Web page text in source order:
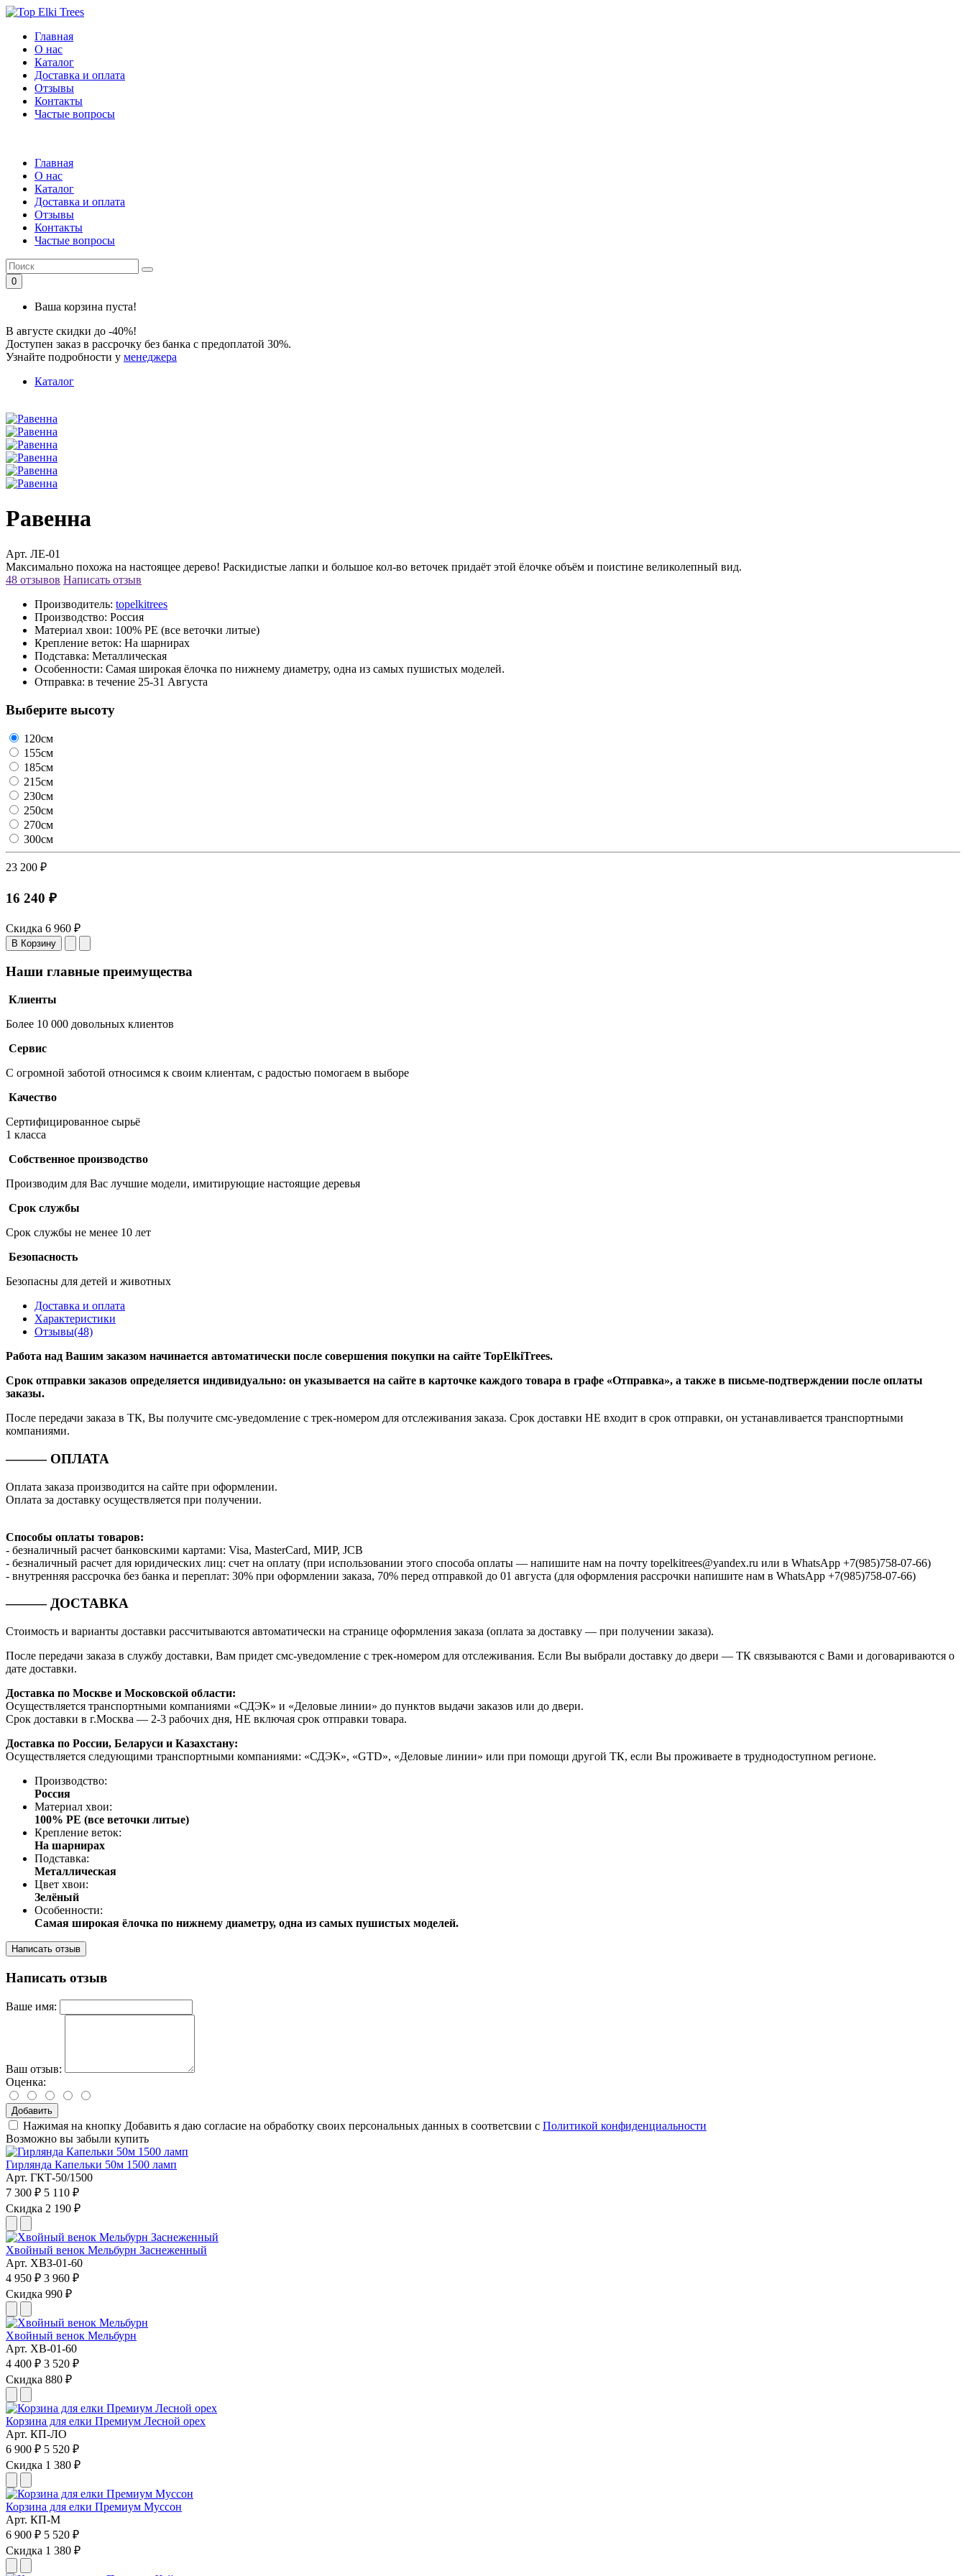
Главная
О нас
Каталог
Доставка и оплата
Отзывы
Контакты
Частые вопросы
Главная
О нас
Каталог
Доставка и оплата
Отзывы
Контакты
Частые вопросы
0
Ваша корзина пуста!
В августе скидки до -40%!
Доступен заказ в рассрочку без банка с предоплатой 30%.
Узнайте подробности у менеджера
Каталог
Равенна
Арт. ЛЕ-01
Максимально похожа на настоящее дерево! Раскидистые лапки и большое кол-во веточек придаёт этой ёлочке объём и поистине великолепный вид.
48 отзывов Написать отзыв
Производитель: topelkitrees
Производство: Россия
Материал хвои: 100% PE (все веточки литые)
Крепление веток: На шарнирах
Подставка: Металлическая
Особенности: Самая широкая ёлочка по нижнему диаметру, одна из самых пушистых моделей.
Отправка: в течение 25-31 Августа
Выберите высоту
120см
155см
185см
215см
230см
250см
270см
300см
23 200 ₽
16 240 ₽
Скидка 6 960 ₽
В Корзину
Наши главные преимущества
Клиенты
Более 10 000 довольных клиентов
Сервис
С огромной заботой относимся к своим клиентам, с радостью помогаем в выборе
Качество
Сертифицированное сырьё
1 класса
Собственное производство
Производим для Вас лучшие модели, имитирующие настоящие деревья
Срок службы
Срок службы не менее 10 лет
Безопасность
Безопасны для детей и животных
Доставка и оплата
Характеристики
Отзывы(48)
Работа над Вашим заказом начинается автоматически после совершения покупки на сайте TopElkiTrees.
Срок отправки заказов определяется индивидуально: он указывается на сайте в карточке каждого товара в графе «Отправка», а также в письме-подтверждении после оплаты
заказы.
После передачи заказа в ТК, Вы получите смс-уведомление c трек-номером для отслеживания заказа. Срок доставки НЕ входит в срок отправки, он устанавливается транспортными
компаниями.
———ОПЛАТА
Оплата заказа производится на сайте при оформлении.
Оплата за доставку осуществляется при получении.
Способы оплаты товаров:
- безналичный расчет банковскими картами: Visa, MasterCard, МИР, JCB
- безналичный расчет для юридических лиц: счет на оплату (при использовании этого способа оплаты — напишите нам на почту topelkitrees@yandex.ru или в WhatsApp +7(985)758-07-66)
- внутренняя рассрочка без банка и переплат: 30% при оформлении заказа, 70% перед отправкой до 01 августа (для оформления рассрочки напишите нам в WhatsApp +7(985)758-07-66)
———ДОСТАВКА
Стоимость и варианты доставки рассчитываются автоматически на странице оформления заказа (оплата за доставку — при получении заказа).
После передачи заказа в службу доставки, Вам придет смс-уведомление с трек-номером для отслеживания. Если Вы выбрали доставку до двери — ТК связываются с Вами и договариваются о
дате доставки.
Доставка по Москве и Московской области:
Осуществляется транспортными компаниями «СДЭК» и «Деловые линии» до пунктов выдачи заказов или до двери.
Срок доставки в г.Москва — 2-3 рабочих дня, НЕ включая срок отправки товара.
Доставка по России, Беларуси и Казахстану:
Осуществляется следующими транспортными компаниями: «СДЭК», «GTD», «Деловые линии» или при помощи другой ТК, если Вы проживаете в труднодоступном регионе.
Производство:
Россия
Материал хвои:
100% PE (все веточки литые)
Крепление веток:
На шарнирах
Подставка:
Металлическая
Цвет хвои:
Зелёный
Особенности:
Самая широкая ёлочка по нижнему диаметру, одна из самых пушистых моделей.
Написать отзыв
Написать отзыв
Ваше имя:
Ваш отзыв:
Оценка:
Добавить
Нажимая на кнопку Добавить я даю согласие на обработку своих персональных данных в соответсвии с Политикой конфиденциальности
Возможно вы забыли купить
Гирлянда Капельки 50м 1500 ламп
Арт. ГКТ-50/1500
7 300 ₽ 5 110 ₽
Скидка 2 190 ₽
Хвойный венок Мельбурн Заснеженный
Арт. ХВЗ-01-60
4 950 ₽ 3 960 ₽
Скидка 990 ₽
Хвойный венок Мельбурн
Арт. ХВ-01-60
4 400 ₽ 3 520 ₽
Скидка 880 ₽
Корзина для елки Премиум Лесной орех
Арт. КП-ЛО
6 900 ₽ 5 520 ₽
Скидка 1 380 ₽
Корзина для елки Премиум Муссон
Арт. КП-М
6 900 ₽ 5 520 ₽
Скидка 1 380 ₽